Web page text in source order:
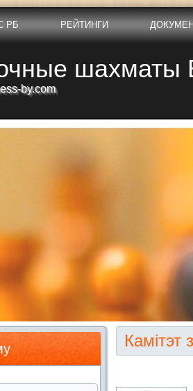
РБ РЕЙТИНГИ
шахматы
by.com
Камітэт